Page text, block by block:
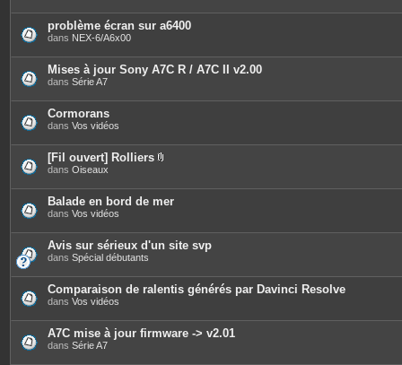
t
e
s
problème écran sur a6400
dans NEX-6/A6x00
Mises à jour Sony A7C R / A7C II v2.00
dans Série A7
Cormorans
dans Vos vidéos
[Fil ouvert] Rolliers
è
c
j
o
i
t
e
s
dans Oiseaux
Balade en bord de mer
dans Vos vidéos
Avis sur sérieux d'un site svp
dans Spécial débutants
Comparaison de ralentis générés par Davinci Resolve
dans Vos vidéos
A7C mise à jour firmware -> v2.01
dans Série A7